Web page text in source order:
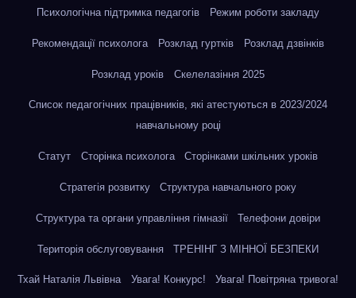
Психологічна підтримка педагогів Режим роботи закладу
Рекомендації психолога Розклад гуртків Розклад дзвінків
Розклад уроків Скелелазіння 2025
Список педагогічних працівників, які атестуються в 2023/2024
навчальному році
Статут Сторінка психолога Сторінками шкільних уроків
Стратегія розвитку Структура навчального року
Структура та органи управління гімназії Телефони довіри
Територія обслуговування ТРЕНІНГ З МІННОЇ БЕЗПЕКИ
Тхай Наталія Львівна Увага! Конкурс! Увага! Повітряна тривога!